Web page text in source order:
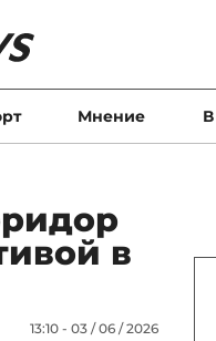
Мнение
в
13:10 - 03 / 06 / 2026